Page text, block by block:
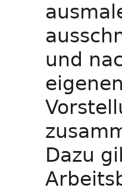
und
eigenen
Dazu